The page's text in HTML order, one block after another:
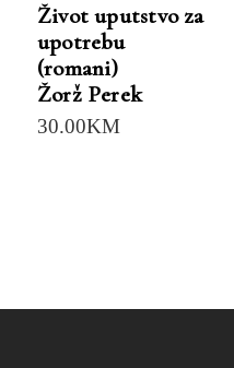
Život uputstvo za
upotrebu
(romani)
Žorž Perek
30.00KM